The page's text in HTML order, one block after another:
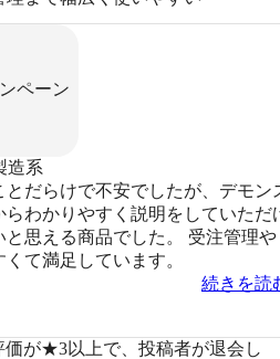
ペーン
造系
とだらけで不安でしたが、デモン
らわかりやすく説明をしていただ
と思える商品でした。 受注管理や
て満足しています。
続きを読
が★3以上で、投稿者が退会し